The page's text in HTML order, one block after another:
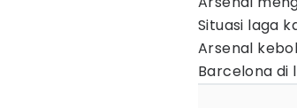
Situasi laga
Arsenal
Barcelona di